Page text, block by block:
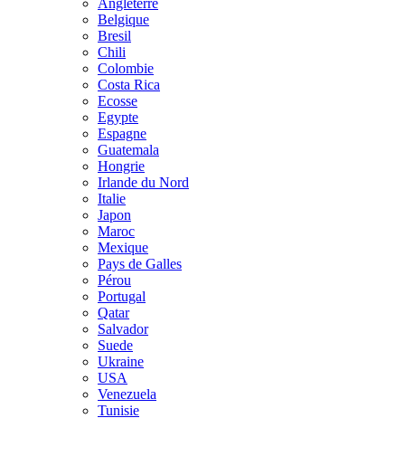
Angleterre
Belgique
Bresil
Chili
Colombie
Costa Rica
Ecosse
Egypte
Espagne
Guatemala
Hongrie
Irlande du Nord
Italie
Japon
Maroc
Mexique
Pays de Galles
Pérou
Portugal
Qatar
Salvador
Suede
Ukraine
USA
Venezuela
Tunisie